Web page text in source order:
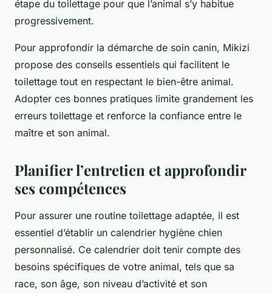
étape du toilettage pour que l’animal s’y habitue
progressivement.
Pour approfondir la démarche de soin canin, Mikizi
propose des conseils essentiels qui facilitent le
toilettage tout en respectant le bien-être animal.
Adopter ces bonnes pratiques limite grandement les
erreurs toilettage et renforce la confiance entre le
maître et son animal.
Planifier l’entretien et approfondir
ses compétences
Pour assurer une routine toilettage adaptée, il est
essentiel d’établir un calendrier hygiène chien
personnalisé. Ce calendrier doit tenir compte des
besoins spécifiques de votre animal, tels que sa
race, son âge, son niveau d’activité et son